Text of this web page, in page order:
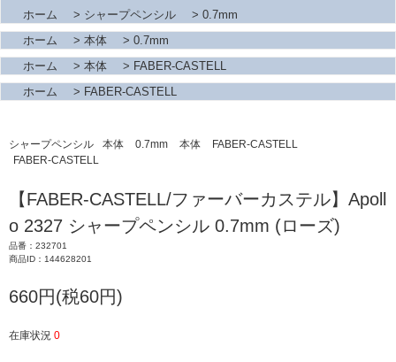
ホーム > シャープペンシル > 0.7mm
ホーム
> 本体 > 0.7mm
ホーム
> 本体 > FABER-CASTELL
ホーム
> FABER-CASTELL
シャープペンシル 本体 0.7mm 本体
FABER-CASTELL
FABER-CASTELL
【FABER-CASTELL/ファーバーカステル】Apoll
o 2327 シャープペンシル 0.7mm (ローズ)
品番：232701
商品ID：144628201
660円(税60円)
在庫状況 0